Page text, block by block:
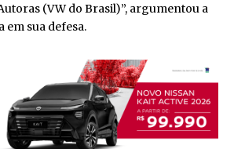
(VW do Brasil)”, argumentou a
em sua defesa.